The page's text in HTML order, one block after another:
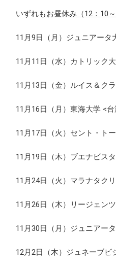
いずれもお昼休み（12：10～
11月9日（月）ジュニアータ
11月11日（水）カトリック
11月13日（金）ルイス＆ク
11月16日（月）東海大学 <台
11月17日（火）セント・ト
11月19日（木）ブエナビス
11月24日（火）マラナタク
11月26日（木）リージェン
11月30日（月）ジュニアー
12月2日（木）ジュネーブビ